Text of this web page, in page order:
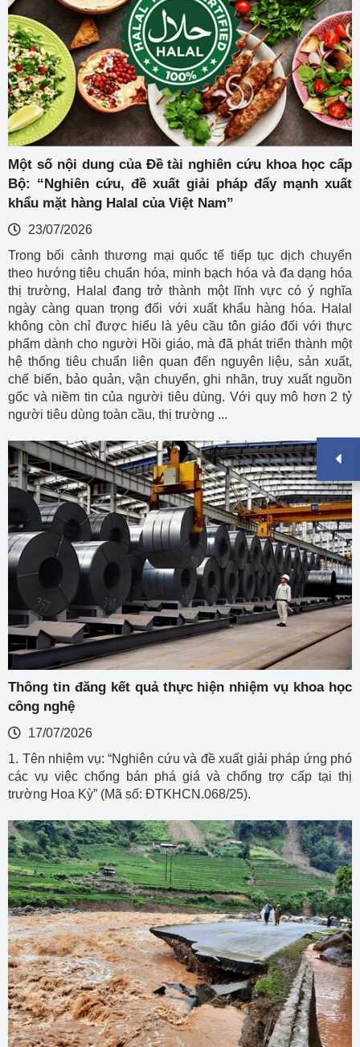
Một số nội dung của Đề tài nghiên cứu khoa học cấp
Bộ: “Nghiên cứu, đề xuất giải pháp đẩy mạnh xuất
khẩu mặt hàng Halal của Việt Nam”
23/07/2026
Trong bối cảnh thương mại quốc tế tiếp tục dịch chuyển
theo hướng tiêu chuẩn hóa, minh bạch hóa và đa dạng hóa
thị trường, Halal đang trở thành một lĩnh vực có ý nghĩa
ngày càng quan trọng đối với xuất khẩu hàng hóa. Halal
không còn chỉ được hiểu là yêu cầu tôn giáo đối với thực
phẩm dành cho người Hồi giáo, mà đã phát triển thành một
hệ thống tiêu chuẩn liên quan đến nguyên liệu, sản xuất,
chế biến, bảo quản, vận chuyển, ghi nhãn, truy xuất nguồn
gốc và niềm tin của người tiêu dùng. Với quy mô hơn 2 tỷ
người tiêu dùng toàn cầu, thị trường ...
Thông tin đăng kết quả thực hiện nhiệm vụ khoa học
công nghệ
17/07/2026
1. Tên nhiệm vụ: “Nghiên cứu và đề xuất giải pháp ứng phó
các vụ việc chống bán phá giá và chống trợ cấp tại thị
trường Hoa Kỳ” (Mã số: ĐTKHCN.068/25).